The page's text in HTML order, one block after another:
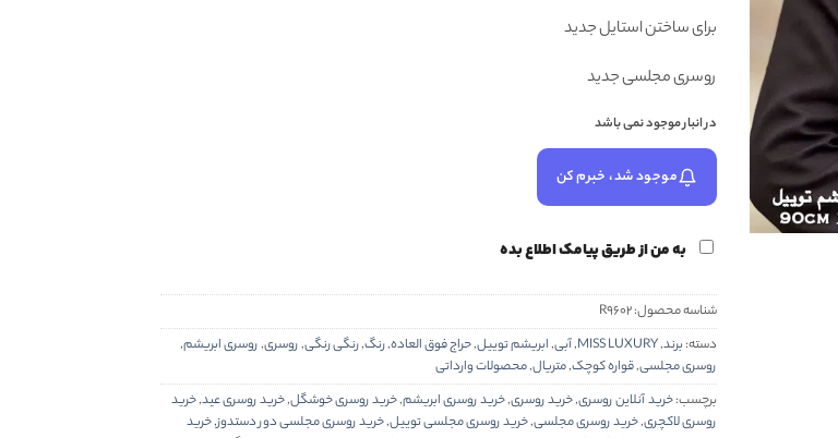
برای ساختن استایل جدید
روسری مجلسی جدید
در انبار موجود نمی باشد
موجود شد، خبرم کن
به من از طریق پیامک اطلاع بده
شناسه محصول:R9602
دسته:برند,
MISS LUXURY
,آبی,ابریشم توییل,حراج فوق العاده,رنگ,رنگی رنگی,روسری,روسری ابریشم,
روسری مجلسی,قواره کوچک,متریال,محصولات وارداتی
برچسب:خرید آنلاین روسری,خرید روسری,خرید روسری ابریشم,خرید روسری خوشگل,خرید روسری عید,خرید
روسری لاکچری,خرید روسری مجلسی,خرید روسری مجلسی توییل,خرید روسری مجلسی دور دستدوز,خرید